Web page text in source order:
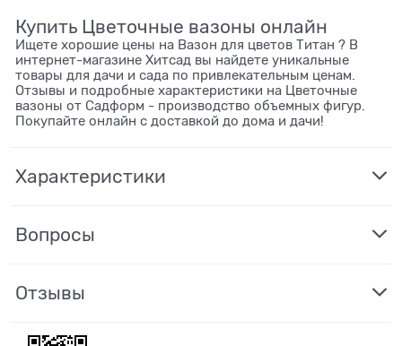
Купить Цветочные вазоны онлайн
Ищете хорошие цены на Вазон для цветов Титан ? В
интернет-магазине Хитсад вы найдете уникальные
товары для дачи и сада по привлекательным ценам.
Отзывы и подробные характеристики на Цветочные
вазоны от Садформ - производство объемных фигур.
Покупайте онлайн с доставкой до дома и дачи!
Характеристики
Вопросы
Отзывы